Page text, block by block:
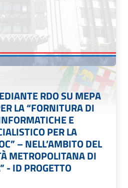
RDO SU MEPA
LA “FORNITURA DI
E
PER LA
– NELL’AMBITO DEL
METROPOLITANA DI
- ID PROGETTO